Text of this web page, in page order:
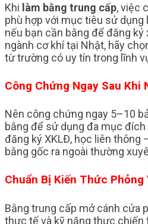
Khi làm bằng trung cấp, việc
phù hợp với mục tiêu sử dụng
nếu bạn cần bằng để đăng ký
ngành cơ khí tại Nhật, hãy
từ trường có uy tín trong lĩnh
Công Chứng Ngay Sau Khi
Nên công chứng ngay 5–10
bằng để sử dụng đa mục
đăng ký XKLĐ, học liên thông
bằng gốc ra ngoài thường
Chuẩn Bị Kiến Thức
Bằng trung cấp mở cánh cửa
thực tế và kỹ năng thực chiến